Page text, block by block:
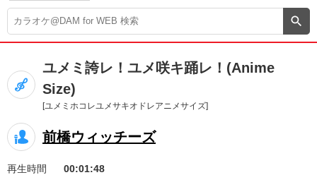
DAM★とも録音
カラオケ＠DAM
ユーザー検索
お知らせ
ユメミ誇レ！ユメ咲キ踊レ！(Anime
Size)
[ユメミホコレユメサキオドレアニメサイズ]
前橋ウィッチーズ
再生時間
00:01:48